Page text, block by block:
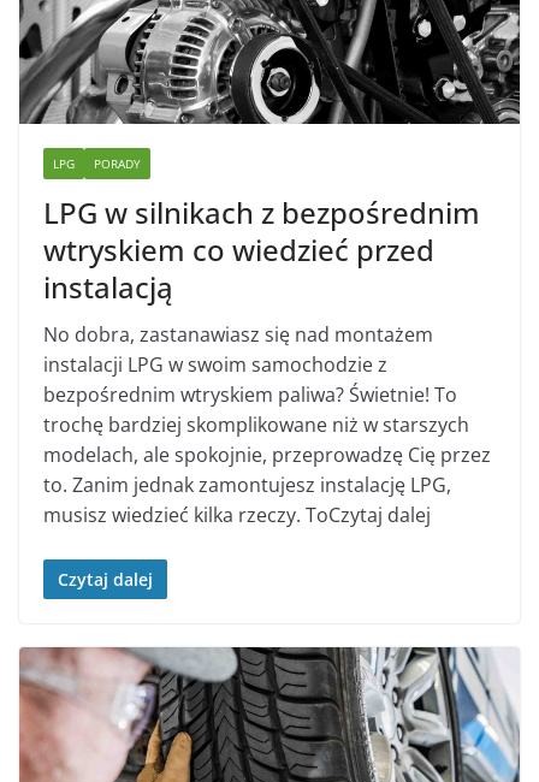
LPG PORADY
LPG w silnikach z bezpośrednim
wtryskiem co wiedzieć przed
instalacją
No dobra, zastanawiasz się nad montażem
instalacji LPG w swoim samochodzie z
bezpośrednim wtryskiem paliwa? Świetnie! To
trochę bardziej skomplikowane niż w starszych
modelach, ale spokojnie, przeprowadzę Cię przez
to. Zanim jednak zamontujesz instalację LPG,
musisz wiedzieć kilka rzeczy. ToCzytaj dalej
Czytaj dalej